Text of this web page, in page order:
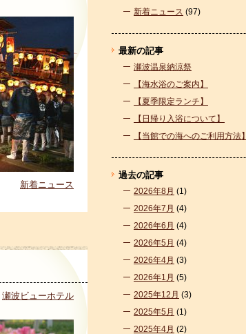
新着ニュース
瀬波ビューホテル
新着ニュース (97)
最新の記事
瀬波温泉納涼祭
【海水浴のご案内】
【夏季限定ランチ】
【日帰り入浴について】
【当館での海へのご利用方法】
過去の記事
2026年8月 (1)
2026年7月 (4)
2026年6月 (4)
2026年5月 (4)
2026年4月 (3)
2026年1月 (5)
2025年12月 (3)
2025年5月 (1)
2025年4月 (2)